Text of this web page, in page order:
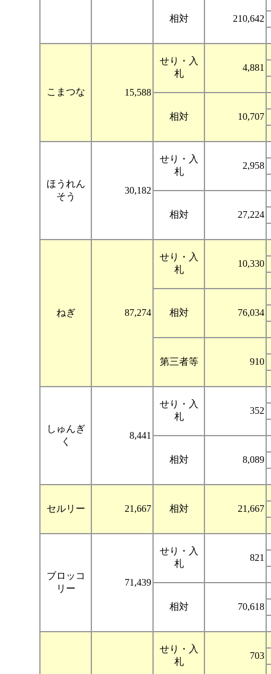
相対 210,642
こまつな 15,588
せり・入
札
4,881
相対 10,707
ほうれん
そう
30,182
せり・入
札
2,958
相対 27,224
ねぎ 87,274
せり・入
札
10,330
相対 76,034
第三者等 910
しゅんぎ
く
8,441
せり・入
札
352
相対 8,089
セルリー 21,667 相対 21,667
ブロッコ
リー
71,439
せり・入
札
821
相対 70,618
せり・入
札
703